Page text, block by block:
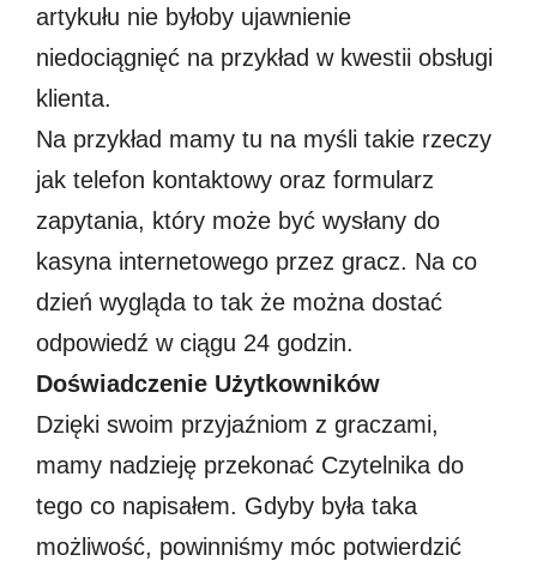
artykułu nie byłoby ujawnienie
niedociągnięć na przykład w kwestii obsługi
klienta.
Na przykład mamy tu na myśli takie rzeczy
jak telefon kontaktowy oraz formularz
zapytania, który może być wysłany do
kasyna internetowego przez gracz. Na co
dzień wygląda to tak że można dostać
odpowiedź w ciągu 24 godzin.
Doświadczenie Użytkowników
Dzięki swoim przyjaźniom z graczami,
mamy nadzieję przekonać Czytelnika do
tego co napisałem. Gdyby była taka
możliwość, powinniśmy móc potwierdzić